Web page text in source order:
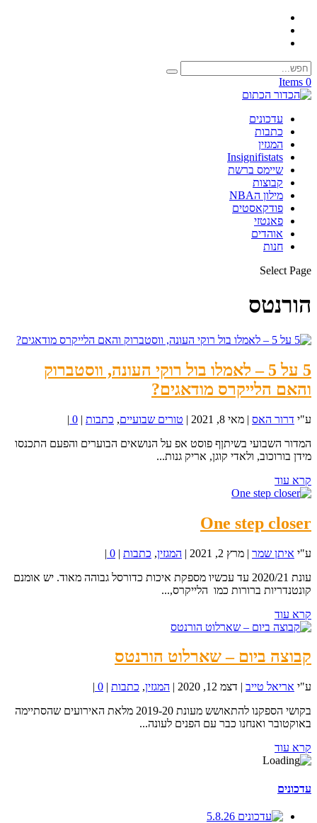
0 Items
עדכונים
כתבות
המגזין
Insignifistats
שיימס ברשת
קבוצות
מילון הNBA
פודקאסטים
פאנטזי
אוהדים
חנות
Select Page
הורנטס
5 על 5 – לאמלו בול רוקי העונה, ווסטברוק
והאם הלייקרס מודאגים?
ע"י דרור האס | מאי 8, 2021 | טורים שבועיים, כתבות |
0
|
המדור השבועי בשיתןף פוסט אפ על הנושאים הבוערים והפעם התכנסו
מידן בורוכוב, ולאדי קוגן, אריק גנות...
קרא עוד
One step closer
ע"י איתן שמר | מרץ 2, 2021 | המגזין, כתבות |
0
|
עונת 2020/21 עד עכשיו מספקת איכות כדורסל גבוהה מאוד. יש אומנם
קונטנדריות ברורות כמו הלייקרס,...
קרא עוד
קבוצה ביום – שארלוט הורנטס
ע"י אריאל טייב | דצמ 12, 2020 | המגזין, כתבות |
0
|
בקושי הספקנו להתאושש מעונת 2019-20 מלאת האירועים שהסתיימה
באוקטובר ואנחנו כבר עם הפנים לעונה...
קרא עוד
עדכונים